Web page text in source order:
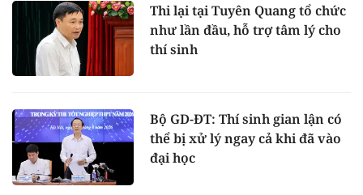
Thi lại tại Tuyên Quang tổ chức
như lần đầu, hỗ trợ tâm lý cho
thí sinh
Bộ GD-ĐT: Thí sinh gian lận có
thể bị xử lý ngay cả khi đã vào
đại học